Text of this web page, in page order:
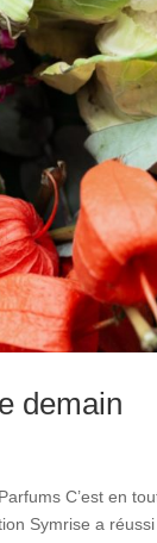
demain
C’est en
Symrise a